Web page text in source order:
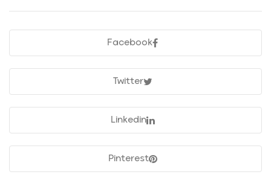
Facebook
Twitter
Linkedin
Pinterest